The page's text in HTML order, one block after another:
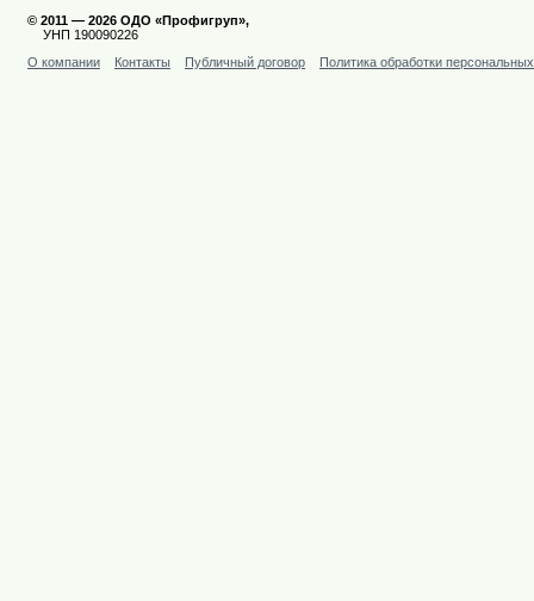
© 2011 — 2026 ОДО «Профигруп»,
УНП 190090226
О компании
Контакты Публичный договор Политика обработки